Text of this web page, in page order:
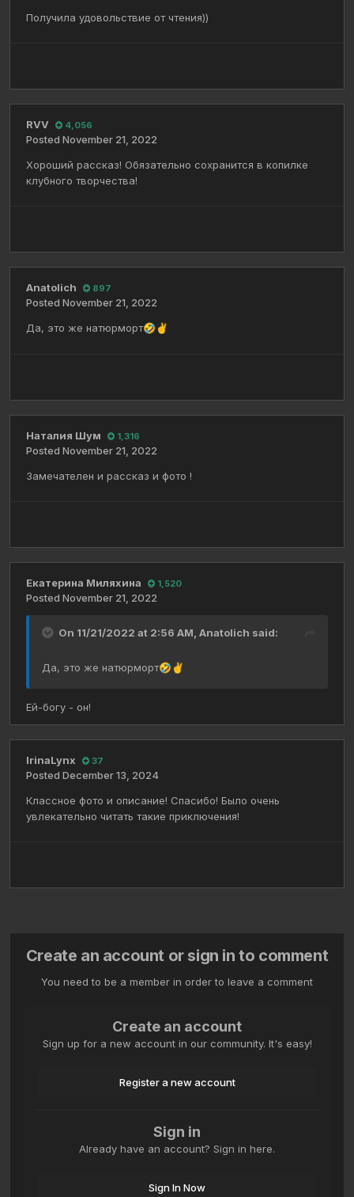
Получила удовольствие от чтения))
RVV 4,056
Posted November 21, 2022
Хороший рассказ! Обязательно сохранится в копилке
клубного творчества!
Anatolich 897
Posted November 21, 2022
Да, это же натюрморт🤣 ✌️
Наталия Шум 1,316
Posted November 21, 2022
Замечателен и рассказ и фото !
Екатерина Миляхина 1,520
Posted November 21, 2022
On 11/21/2022 at 2:56 AM, Anatolich said:
Да, это же натюрморт🤣 ✌️
Ей-богу - он!
IrinaLynx 37
Posted December 13, 2024
Классное фото и описание! Спасибо! Было очень
увлекательно читать такие приключения!
Create an account or sign in to comment
You need to be a member in order to leave a comment
Create an account
Sign up for a new account in our community. It's easy!
Register a new account
Sign in
Already have an account? Sign in here.
Sign In Now